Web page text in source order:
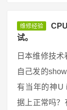
维修经验
试。
日本维修技
自己发的
有当年的神U
据上正常吗？